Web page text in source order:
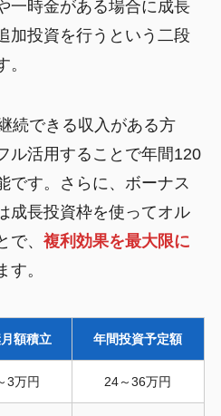
一時金がある場合に成長
加投資を行うという二段
続できる収入がある方
ル活用することで年間120
です。さらに、ボーナス
成長投資枠を使ってオル
、 複利効果を最大限に
す。
額積立 年間投資予定額
3万円 24～36万円